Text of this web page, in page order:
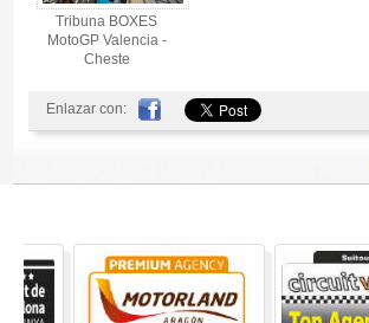
Tribuna BOXES
MotoGP Valencia -
Cheste
Enlazar con: